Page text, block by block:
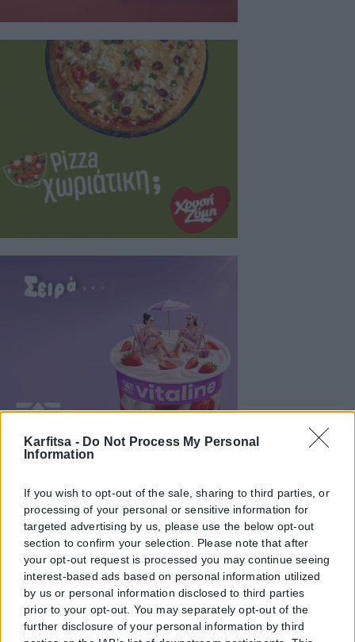
Karfitsa - Do Not Process My Personal
Information
If you wish to opt-out of the sale, sharing to third parties, or
processing of your personal or sensitive information for
targeted advertising by us, please use the below opt-out
section to confirm your selection. Please note that after
your opt-out request is processed you may continue seeing
interest-based ads based on personal information utilized
by us or personal information disclosed to third parties
prior to your opt-out. You may separately opt-out of the
further disclosure of your personal information by third